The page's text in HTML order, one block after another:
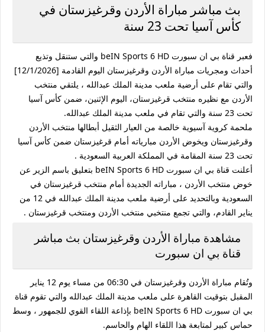
بث مباشر مباراة الأردن وقرغيزستان في
كأس آسيا تحت 23 سنة
فعبر قناة بي ان سبورت beIN Sports 6 HD والتي ستنقل وتذيع
أحداث ومجريات مباراة الأردن وقرغيزستان اليوم القادمة [12/1/2026]
والتي تقام على أرضية ملعب مدينة الملك عبدالله ، يلتقي منتخب
الأردن مع نظيره منتخب قرغيزستان، اليوم الإثنين، ضمن كأس آسيا
تحت 23 سنة والتي تقام في ملعب مدينة الملك عبدالله.
ملحمة كروية آسيوية خالصة من العيار الثقيل أبطالها منتخب الأردن
وقرغيزستان ويخوض الأردن مبارياته أمام قرغيزستان ضمن كأس آسيا
تحت 23 سنة المقامة في المملكة العربية السعودية .
أعلنت قناة بي ان سبورت beIN Sports 6 HD بتعليق باسم الزير عن
خوض منتخب الأردن ، مباراته الجديدة أمام منتخب قرغيزستان في
السعودية وبالتحديد على أرضية ملعب مدينة الملك عبدالله في 12 من
يناير القادم، والتي تجمع منتخبي منتخب الأردن ومنتخب قرغيزستان .
مشاهدة مباراة الأردن وقرغيزستان بث مباشر
قناة بي ان سبورت
وتُقام مباراة الأردن وقرغيزستان في 06:30 من مساء يوم 12 يناير
المقبل بتوقيت القاهرة على ملعب مدينة الملك عبدالله والتي تقوم قناة
بي ان سبورت beIN Sports 6 HD بإذاعة اللقاء القوي للجمهور ، وسط
حماس كبير لمتابعة هذا اللقاء الهام والحاسم.